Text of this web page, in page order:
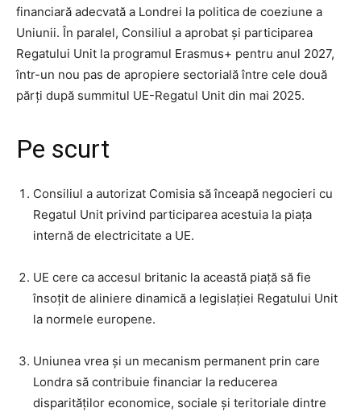
financiară adecvată a Londrei la politica de coeziune a
Uniunii. În paralel, Consiliul a aprobat și participarea
Regatului Unit la programul Erasmus+ pentru anul 2027,
într-un nou pas de apropiere sectorială între cele două
părți după summitul UE-Regatul Unit din mai 2025.
Pe scurt
Consiliul a autorizat Comisia să înceapă negocieri cu
Regatul Unit privind participarea acestuia la piața
internă de electricitate a UE.
UE cere ca accesul britanic la această piață să fie
însoțit de aliniere dinamică a legislației Regatului Unit
la normele europene.
Uniunea vrea și un mecanism permanent prin care
Londra să contribuie financiar la reducerea
disparităților economice, sociale și teritoriale dintre